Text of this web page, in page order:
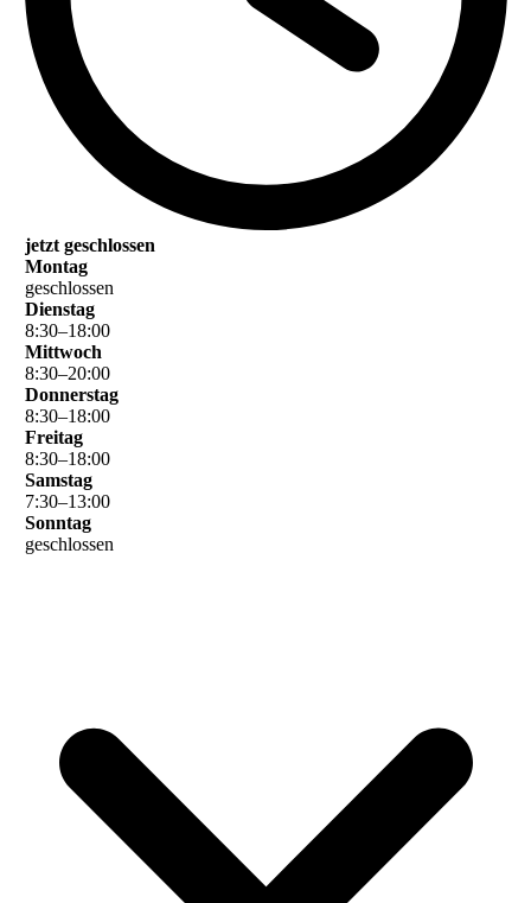
jetzt geschlossen
Montag
geschlossen
Dienstag
8:30–18:00
Mittwoch
8:30–20:00
Donnerstag
8:30–18:00
Freitag
8:30–18:00
Samstag
7:30–13:00
Sonntag
geschlossen